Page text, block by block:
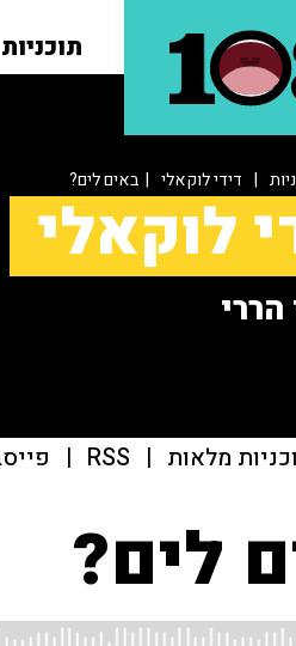
תוכניות
| דידי לוקאלי | באים לים?
לוקאלי
מלאות |
RSS
|
לים?